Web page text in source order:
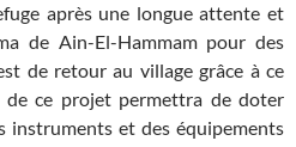
après une longue attente et
de Ain-El-Hammam pour des
de retour au village grâce à ce
de ce projet permettra de doter
instruments et des équipements